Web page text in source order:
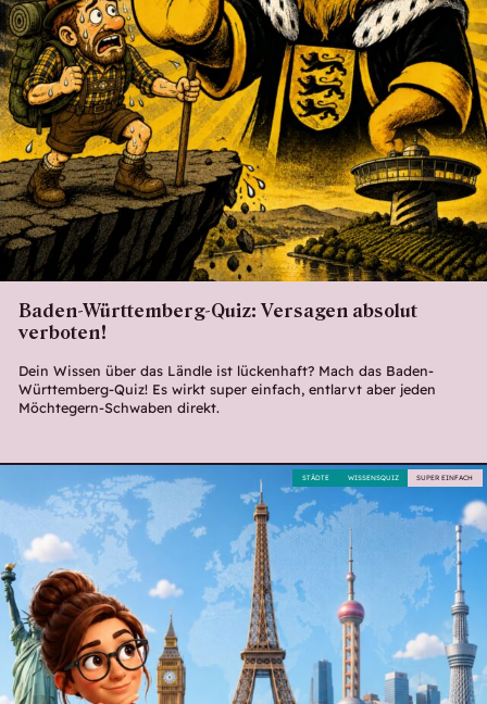
Baden-Württemberg-Quiz: Versagen absolut
verboten!
Dein Wissen über das Ländle ist lückenhaft? Mach das Baden-
Württemberg-Quiz! Es wirkt super einfach, entlarvt aber jeden
Möchtegern-Schwaben direkt.
SUPER EINFACH
WISSENSQUIZ
STÄDTE